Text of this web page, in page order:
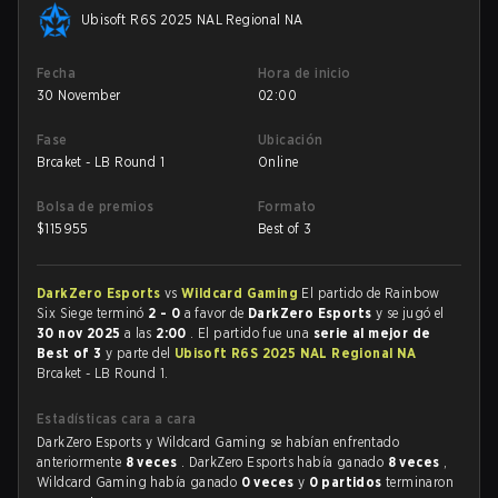
Ubisoft R6S 2025 NAL Regional NA
Fecha
30 November
Hora de inicio
02:00
Fase
Brcaket - LB Round 1
Ubicación
Online
Bolsa de premios
$115955
Formato
Best of 3
DarkZero Esports vsWildcard Gaming El partido de Rainbow
Six Siege terminó 2 - 0 a favor de DarkZero Esports y se jugó el
30 nov 2025 a las 2:00 . El partido fue una serie al mejor de
Best of 3y parte del Ubisoft R6S 2025 NAL Regional NA
Brcaket - LB Round 1.
Estadísticas cara a cara
DarkZero Esports y Wildcard Gaming se habían enfrentado
anteriormente 8 veces . DarkZero Esports había ganado 8 veces ,
Wildcard Gaming había ganado 0 veces y 0 partidosterminaron